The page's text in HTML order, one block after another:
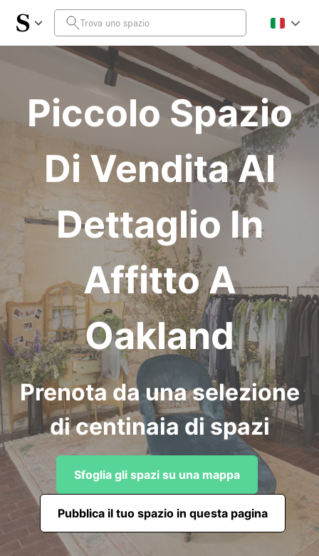
Piccolo Spazio
Di Vendita Al
Dettaglio In
Affitto A
Oakland
Prenota da una selezione
di centinaia di spazi
Sfoglia gli spazi su una mappa
Pubblica il tuo spazio in questa pagina